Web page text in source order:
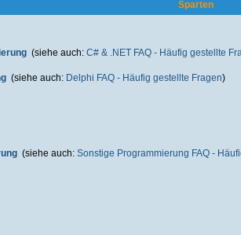
Sparten
(siehe auch: C# & .NET FAQ - Häufig gestellte
(siehe auch: Delphi FAQ - Häufig gestellte Fragen)
(siehe auch: Sonstige Programmierung FAQ -